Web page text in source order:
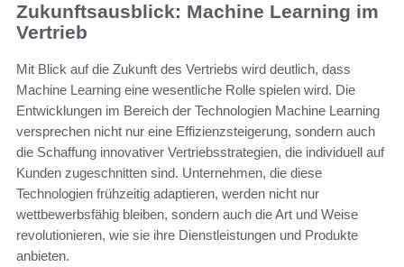
Zukunftsausblick: Machine Learning im
Vertrieb
Mit Blick auf die Zukunft des Vertriebs wird deutlich, dass
Machine Learning eine wesentliche Rolle spielen wird. Die
Entwicklungen im Bereich der Technologien Machine Learning
versprechen nicht nur eine Effizienzsteigerung, sondern auch
die Schaffung innovativer Vertriebsstrategien, die individuell auf
Kunden zugeschnitten sind. Unternehmen, die diese
Technologien frühzeitig adaptieren, werden nicht nur
wettbewerbsfähig bleiben, sondern auch die Art und Weise
revolutionieren, wie sie ihre Dienstleistungen und Produkte
anbieten.